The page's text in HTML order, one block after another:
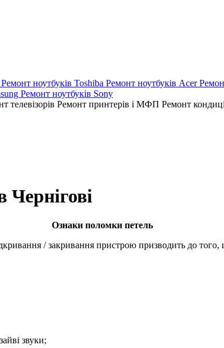
Ремонт ноутбуків Toshiba Ремонт ноутбуків Acer
Ремонт ноутбуків Sony
телевізорів Ремонт принтерів і МФП Ремонт
Ознаки поломки петель
/ зaкpивaння пристрою призводить до
звуки;